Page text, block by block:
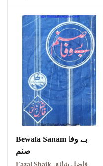
Bewafa Sanam بے وفا
صنم